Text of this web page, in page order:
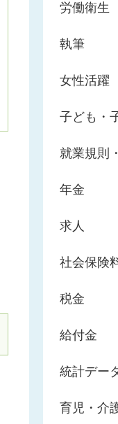
労働衛生
執筆
女性活躍
子ども・
就業規則
年金
求人
社会保険
税金
給付金
統計デー
育児・介